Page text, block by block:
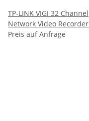
TP-LINK VIGI 32 Channel
Network Video Recorder (
VIGI NVR4032H )
Preis auf Anfrage